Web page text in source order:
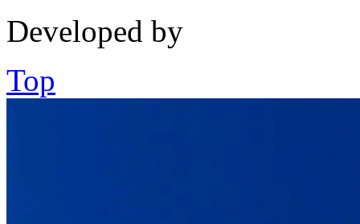
Developed by
Top